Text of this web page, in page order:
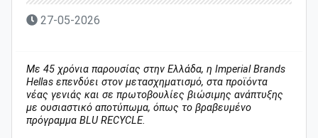
27-05-2026
Με 45 χρόνια παρουσίας στην Ελλάδα, η Imperial Brands
Hellas επενδύει στον μετασχηματισμό, στα προϊόντα
νέας γενιάς και σε πρωτοβουλίες βιώσιμης ανάπτυξης
με ουσιαστικό αποτύπωμα, όπως το βραβευμένο
πρόγραμμα BLU RECYCLE.